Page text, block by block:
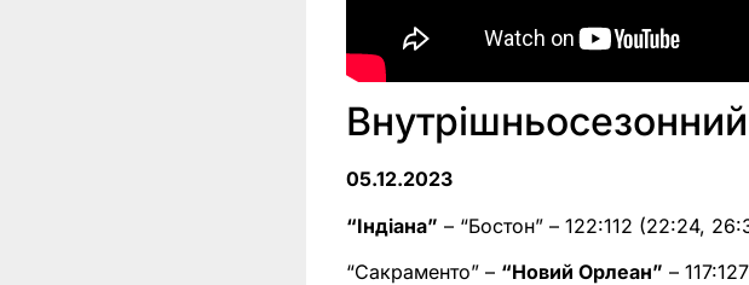
05.12.2023
“Індіана” – “Бостон” – 122:112 (22:24,
“Сакраменто” – “Новий Орлеан” –